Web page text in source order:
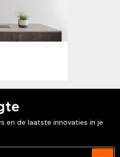
en de laatste innovaties in je